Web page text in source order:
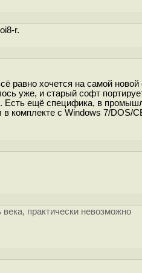
r.
равно хочется на самой новой
уже, и старый софт
Есть ещё специфика, в
комплекте с Windows 7/DOS/
практически невозможно